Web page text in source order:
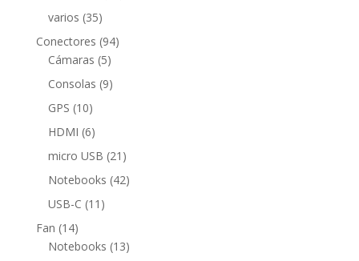
varios 3535
productos
Conectores 9494
Cámaras 55
productos
Consolas 99
GPS 1010
productos
HDMI 66
productos
micro USB 21 21
productos
Notebooks 4242
USB-C 11 11
Fan 1414
productos
Notebooks 1313